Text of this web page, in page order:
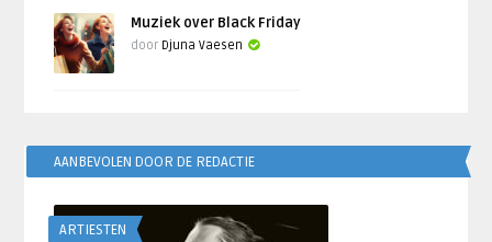
Muziek over Black Friday
door Djuna Vaesen
AANBEVOLEN DOOR DE REDACTIE
ARTIESTEN